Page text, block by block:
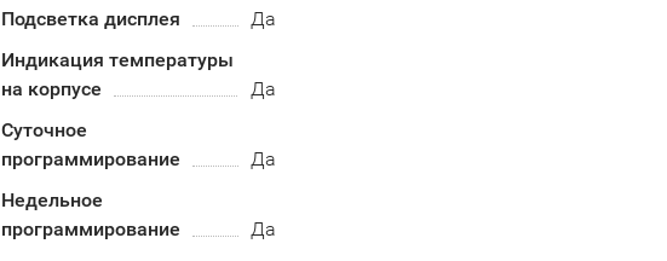
Подсветка дисплея
Да
Индикация температуры
на корпусе
Да
Суточное
программирование
Да
Недельное
программирование
Да